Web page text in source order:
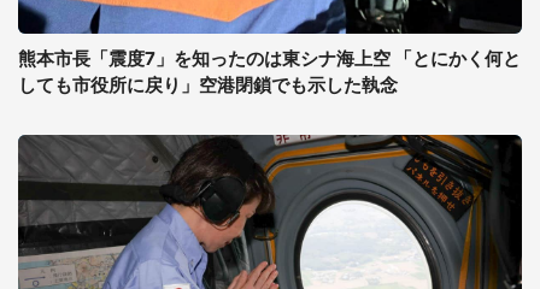
熊本市長「震度7」を知ったのは東シナ海上空 「とにかく何と
しても市役所に戻り」空港閉鎖でも示した執念